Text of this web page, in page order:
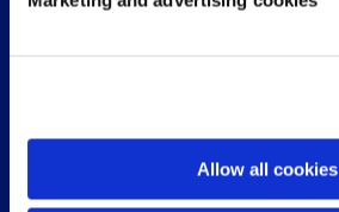
Allow all cookies
sales_bnl@fluidra.com